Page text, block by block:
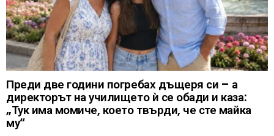
Преди две години погребах дъщеря си – а
директорът на училището ѝ се обади и каза:
„Тук има момиче, което твърди, че сте майка
му“